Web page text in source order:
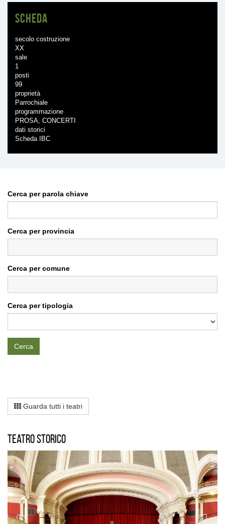
Scheda
secolo costruzione
XX
sale
1
posti
99
proprietà
Parrochiale
programmazione
PROSA, CONCERTI
dati storici
Scheda IBC
Cerca per parola chiave
Cerca per provincia
Cerca per comune
Cerca per tipologia
Cerca
Guarda tutti i teatri
Teatro storico